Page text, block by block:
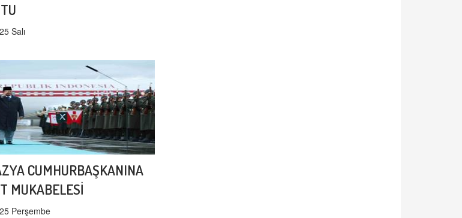
Salı
CUMHURBAŞKANINA
MUKABELESİ
Perşembe